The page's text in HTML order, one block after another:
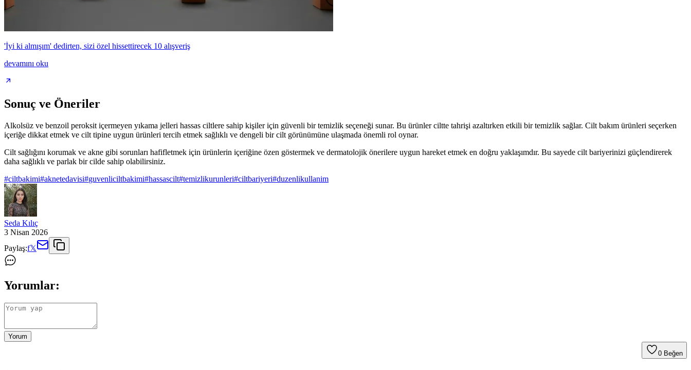
'İyi ki almışım' dedirten, sizi özel hissettirecek 10 alışveriş
devamını oku
Sonuç ve Öneriler
Alkolsüz ve benzoil peroksit içermeyen yıkama jelleri hassas ciltlere sahip kişiler için güvenli bir temizlik seçeneği sunar. Bu ürünler ciltte tahrişi azaltırken etkili bir temizlik sağlar. Cilt bakım ürünleri seçerken
içeriğe dikkat etmek ve cilt tipine uygun ürünleri tercih etmek sağlıklı ve dengeli bir cilt görünümüne ulaşmada önemli rol oynar.
Cilt sağlığını korumak ve akne gibi sorunları hafifletmek için ürünlerin içeriğine özen göstermek ve dermatolojik önerilere uygun hareket etmek en doğru yaklaşımdır. Bu sayede cilt bariyerinizi güçlendirerek
daha sağlıklı ve parlak bir cilde sahip olabilirsiniz.
#ciltbakimi#aknetedavisi#guvenliciltbakimi#hassascilt#temizlikurunleri#ciltbariyeri#duzenlikullanim
Seda Kılıç
3 Nisan 2026
Paylaş:f𝕏
Yorumlar:
Yorum
0 Beğen